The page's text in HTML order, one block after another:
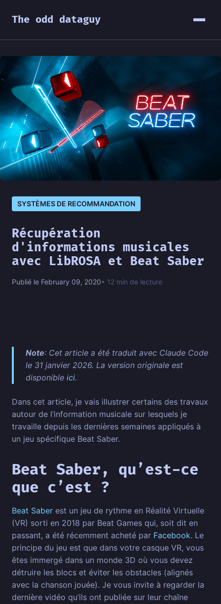
The odd dataguy
SYSTÈMES DE RECOMMANDATION
Récupération
d'informations musicales
avec LibROSA et Beat Saber
Publié le February 09, 2020• 12 min de lecture
Note: Cet article a été traduit avec Claude Code
le 31 janvier 2026. La version originale est
disponible ici.
Dans cet article, je vais illustrer certains des travaux
autour de l’information musicale sur lesquels je
travaille depuis les dernières semaines appliqués à
un jeu spécifique Beat Saber.
Beat Saber, qu’est-ce
que c’est ?
Beat Saber est un jeu de rythme en Réalité Virtuelle
(VR) sorti en 2018 par Beat Games qui, soit dit en
passant, a été récemment acheté par Facebook. Le
principe du jeu est que dans votre casque VR, vous
êtes immergé dans un monde 3D où vous devez
détruire les blocs et éviter les obstacles (alignés
avec la chanson jouée). Je vous invite à regarder la
dernière vidéo qu’ils ont publiée sur leur chaîne